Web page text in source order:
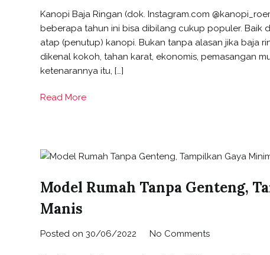
Kanopi Baja Ringan (dok. Instagram.com
beberapa tahun ini bisa dibilang cukup populer. Baik
atap (penutup) kanopi. Bukan tanpa alasan jika baja
dikenal kokoh, tahan karat, ekonomis, pemasangan
ketenarannya itu, […]
Read More
Model Rumah Tanpa Genteng,
Manis
Posted on 30/06/2022 No Comments